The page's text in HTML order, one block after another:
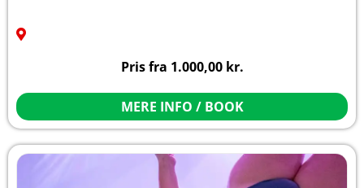
Pris fra 1.000,00 kr.
MERE INFO / BOOK